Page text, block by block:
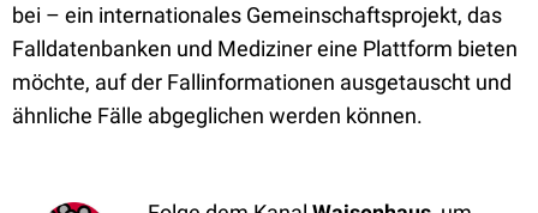
bei – ein internationales Gemeinschaftsprojekt, das
Falldatenbanken und Mediziner eine Plattform bieten
möchte, auf der Fallinformationen ausgetauscht und
ähnliche Fälle abgeglichen werden können.